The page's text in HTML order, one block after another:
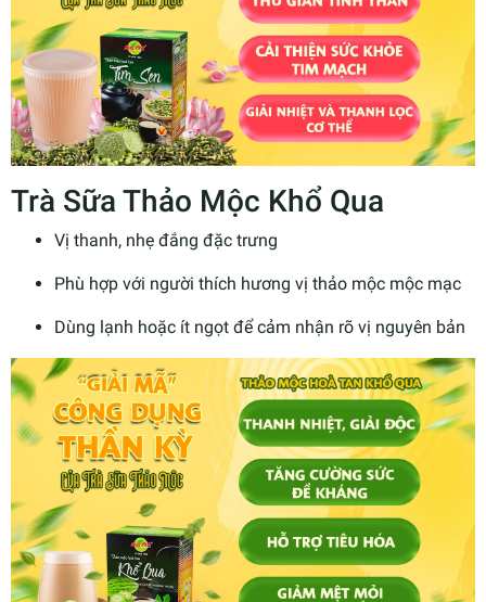
Trà Sữa Thảo Mộc Khổ Qua
Vị thanh, nhẹ đắng đặc trưng
Phù hợp với người thích hương vị thảo mộc mộc mạc
Dùng lạnh hoặc ít ngọt để cảm nhận rõ vị nguyên bản